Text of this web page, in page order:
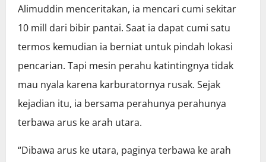
Alimuddin menceritakan, ia mencari cumi sekitar
10 mill dari bibir pantai. Saat ia dapat cumi satu
termos kemudian ia berniat untuk pindah lokasi
pencarian. Tapi mesin perahu katintingnya tidak
mau nyala karena karburatornya rusak. Sejak
kejadian itu, ia bersama perahunya perahunya
terbawa arus ke arah utara.
“Dibawa arus ke utara, paginya terbawa ke arah